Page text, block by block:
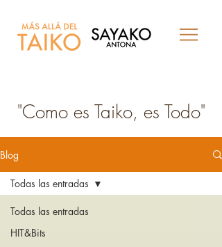
"Como es Taiko, es Todo"
Blog
Todas las entradas
HIT&Bits
Todas las entradas